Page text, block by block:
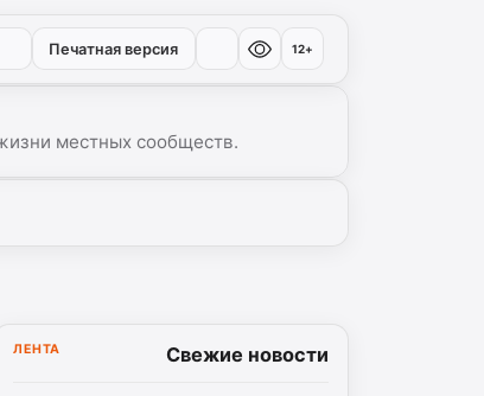
Печатная версия 12+
местных сообществ.
ЛЕНТА Свежие новости